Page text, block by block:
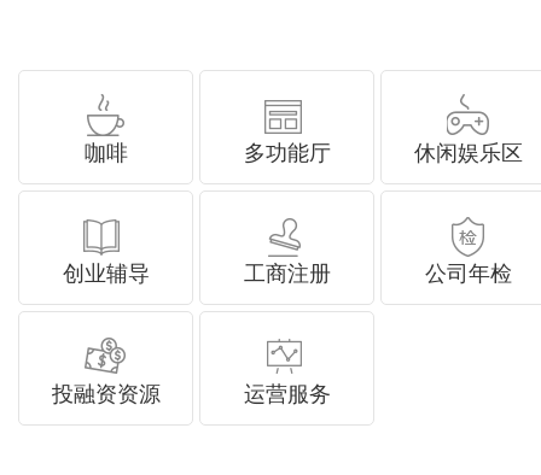
咖啡 多功能厅 休闲娱乐区
创业辅导 工商注册 公司年检
投融资资源 运营服务